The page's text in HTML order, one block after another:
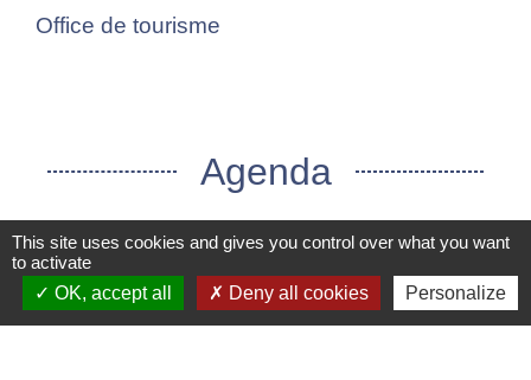
Office de tourisme
Agenda
Voir tout
This site uses cookies and gives you control over what you want
to activate
OK, accept all
Deny all cookies Personalize